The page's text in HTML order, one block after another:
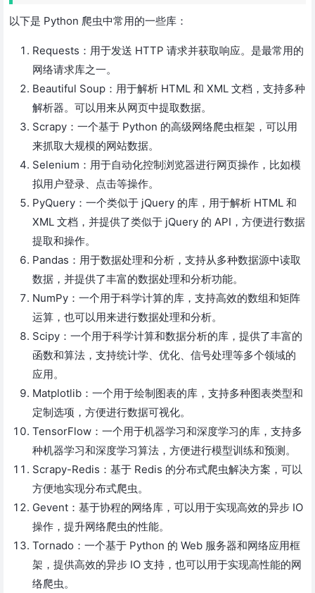
以下是 Python 爬虫中常用的一些库：
Requests：用于发送 HTTP 请求并获取响应。是最常用的
网络请求库之一。
Beautiful Soup：用于解析 HTML 和 XML 文档，支持多种
解析器。可以用来从网页中提取数据。
Scrapy：一个基于 Python 的高级网络爬虫框架，可以用
来抓取大规模的网站数据。
Selenium：用于自动化控制浏览器进行网页操作，比如模
拟用户登录、点击等操作。
PyQuery：一个类似于 jQuery 的库，用于解析 HTML 和
XML 文档，并提供了类似于 jQuery 的 API，方便进行数据
提取和操作。
Pandas：用于数据处理和分析，支持从多种数据源中读取
数据，并提供了丰富的数据处理和分析功能。
NumPy：一个用于科学计算的库，支持高效的数组和矩阵
运算，也可以用来进行数据处理和分析。
Scipy：一个用于科学计算和数据分析的库，提供了丰富的
函数和算法，支持统计学、优化、信号处理等多个领域的
应用。
Matplotlib：一个用于绘制图表的库，支持多种图表类型和
定制选项，方便进行数据可视化。
TensorFlow：一个用于机器学习和深度学习的库，支持多
种机器学习和深度学习算法，方便进行模型训练和预测。
Scrapy-Redis：基于 Redis 的分布式爬虫解决方案，可以
方便地实现分布式爬虫。
Gevent：基于协程的网络库，可以用于实现高效的异步 IO
操作，提升网络爬虫的性能。
Tornado：一个基于 Python 的 Web 服务器和网络应用框
架，提供高效的异步 IO 支持，也可以用于实现高性能的网
络爬虫。